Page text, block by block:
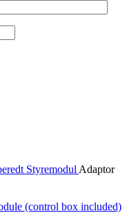
Styremodul Adaptor
(control box included)